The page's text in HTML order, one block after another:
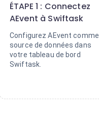
ÉTAPE 1 : Connectez
AEvent à Swiftask
Configurez AEvent comme
source de données dans
votre tableau de bord
Swiftask.